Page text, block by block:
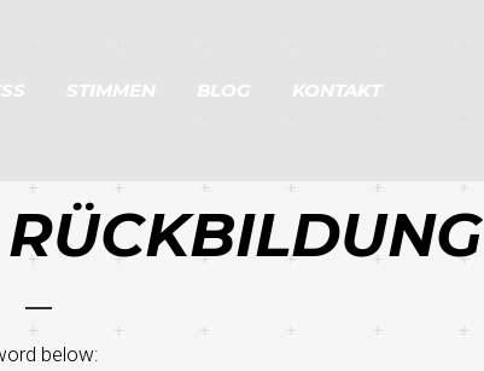
STIMMEN BLOG KONTAKT
below: